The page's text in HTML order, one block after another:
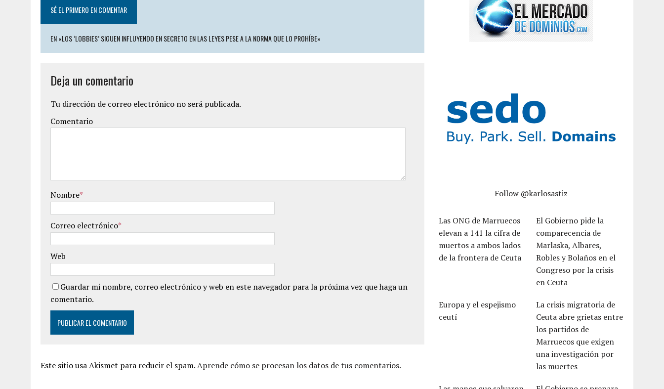
SÉ EL PRIMERO EN COMENTAR
EN «LOS ‘LOBBIES’ SIGUEN INFLUYENDO EN SECRETO EN LAS LEYES PESE A LA NORMA QUE LO PROHÍBE»
Deja un comentario
Tu dirección de correo electrónico no será publicada.
Comentario
Nombre*
Correo electrónico*
Web
Guardar mi nombre, correo electrónico y web en este navegador para la próxima vez que haga un
comentario.
Este sitio usa Akismet para reducir el spam.Aprende cómo se procesan los datos de tus comentarios.
Follow @karlosastiz
Las ONG de Marruecos
elevan a 141 la cifra de
muertos a ambos lados
de la frontera de Ceuta
El Gobierno pide la
comparecencia de
Marlaska, Albares,
Robles y Bolaños en el
Congreso por la crisis
en Ceuta
Europa y el espejismo
ceutí
La crisis migratoria de
Ceuta abre grietas entre
los partidos de
Marruecos que exigen
una investigación por
las muertes